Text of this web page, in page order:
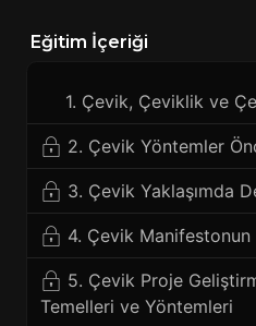
Eğitim İçeriği
1. Çevik, Çeviklik ve
2. Çevik Yöntemler
3. Çevik Yaklaşımda
4. Çevik Manifestonun
5. Çevik Proje
Temelleri ve Yöntemleri